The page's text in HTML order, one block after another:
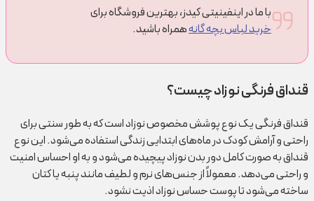
با ما در اینفینیتی کیدز، بهترین فروشگاه برای
خرید لباس بچه گانههمراه باشید.
قنداق فرنگی نوزاد چیست؟
قنداق فرنگی یک نوع پوشش مخصوص نوزاد است که به طور سنتی برای
راحتی و آرامش کودک در ماه‌های ابتدایی زندگی استفاده می‌شود. این نوع
قنداق به صورت کامل دور بدن نوزاد پیچیده می‌شود و به او احساس امنیت
و راحتی می‌دهد. معمولاً از جنس‌های نرم و لطیف مانند پنبه یا کتان
ساخته می‌شود تا پوست حساس نوزاد اذیت نشود.